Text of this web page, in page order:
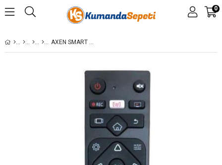
0
AXEN SMART LED TV KUMANDASI